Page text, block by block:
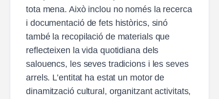
tota mena. Això inclou no només la recerca
i documentació de fets històrics, sinó
també la recopilació de materials que
reflecteixen la vida quotidiana dels
salouencs, les seves tradicions i les seves
arrels. L’entitat ha estat un motor de
dinamització cultural, organitzant activitats,